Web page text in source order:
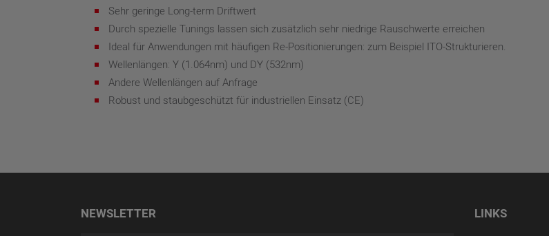
Sehr geringe Long-term Driftwert
Durch spezielle Tunings lassen sich zusätzlich sehr niedrige Rauschwerte erreichen
Ideal für Anwendungen mit häufigen Re-Positionierungen: zum Beispiel ITO-Strukturieren.
Wellenlängen: Y (1.064nm) und DY (532nm)
Andere Wellenlängen auf Anfrage
Robust und staubgeschützt für industriellen Einsatz (CE)
NEWSLETTER LINKS